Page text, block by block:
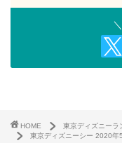
HOME
東京ディズニーラ
東京ディズニーシー 2020年